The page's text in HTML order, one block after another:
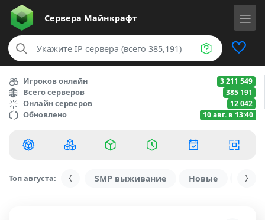
Сервера Майнкрафт
Игроков онлайн 3 211 549
Всего серверов 385 191
Онлайн серверов 12 042
Обновлено 10 авг. в 13:40
Топ августа: SMP выживание Новые С